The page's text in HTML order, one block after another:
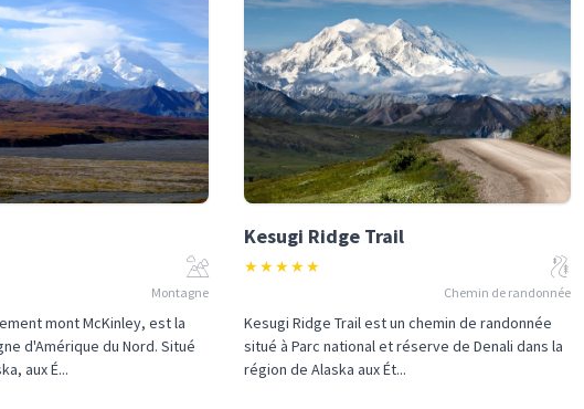
Montagne
mont McKinley, est la
d'Amérique du Nord. Situé
aux É...
Kesugi Ridge Trail
★★★★★
Chemin de randonnée
Kesugi Ridge Trail est un chemin de randonnée
situé à Parc national et réserve de Denali dans la
région de Alaska aux Ét...